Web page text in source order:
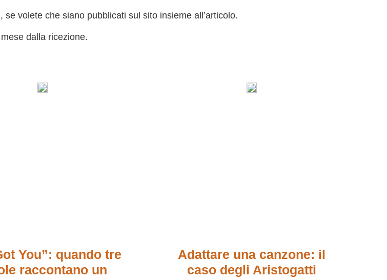
volete che siano pubblicati sul sito insieme all’articolo.
dalla ricezione.
You”: quando tre
raccontano un
Adattare una canzone: il
caso degli Aristogatti